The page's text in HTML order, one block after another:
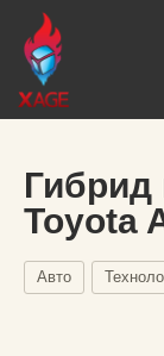
Гибрид
Toyota
Авто